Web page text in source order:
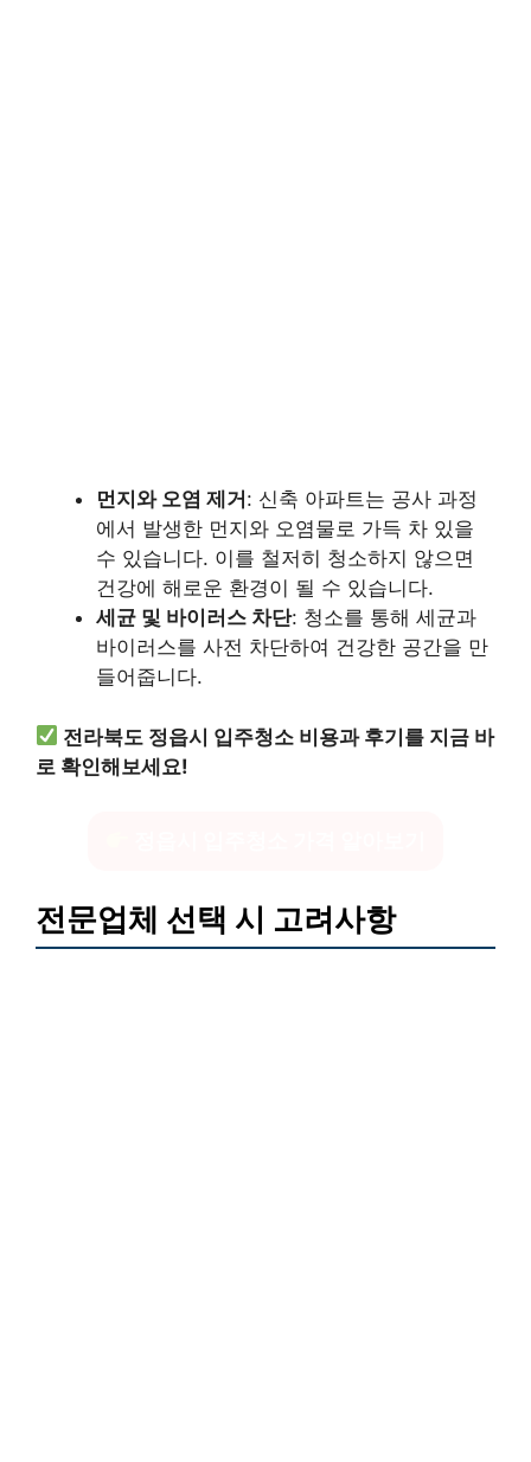
먼지와 오염 제거 : 신축 아파트는 공사 과정
에서 발생한 먼지와 오염물로 가득 차 있을
수 있습니다. 이를 철저히 청소하지 않으면
건강에 해로운 환경이 될 수 있습니다.
세균 및 바이러스 차단: 청소를 통해 세균과
바이러스를 사전 차단하여 건강한 공간을 만
들어줍니다.
전라북도 정읍시 입주청소 비용과 후기를 지금 바
로 확인해보세요!
전문업체 선택 시 고려사항